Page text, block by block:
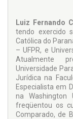
induzindo-as a
não passa de
Luiz Fernando
tendo exercido
Católica do
– UFPR, e
Atualmente
Universidade
Jurídica na
Especialista em
na Washington
freqüentou os
Comparado, de